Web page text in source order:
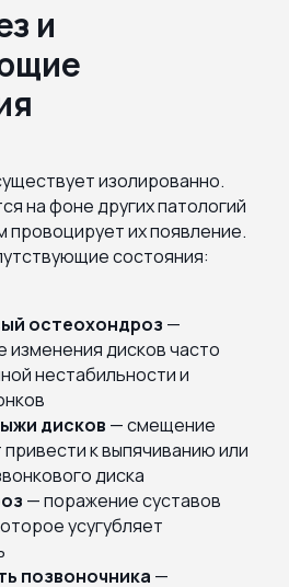
и
изолированно.
на фоне других патологий
провоцирует их появление.
состояния:
остеохондроз —
изменения дисков часто
нестабильности и
дисков — смещение
к выпячиванию или
диска
— поражение суставов
усугубляет
позвоночника —